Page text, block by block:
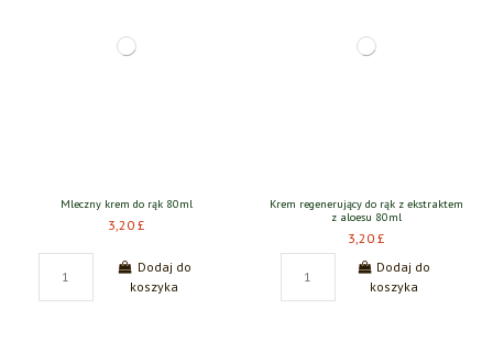
Mleczny krem do rąk 80ml
3,20 £
Dodaj do
koszyka
Krem regenerujący do rąk z ekstraktem
z aloesu 80ml
3,20 £
Dodaj do
koszyka